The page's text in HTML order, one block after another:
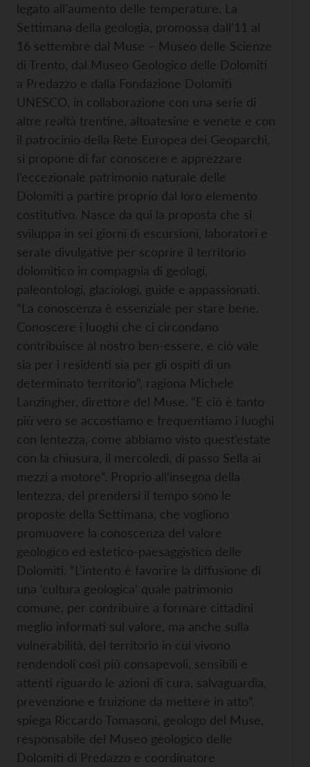
legato all’aumento delle temperature. La
Settimana della geologia, promossa dall’11 al
16 settembre dal Muse – Museo delle Scienze
di Trento, dal Museo Geologico delle Dolomiti
a Predazzo e dalla Fondazione Dolomiti
UNESCO, in collaborazione con una serie di
altre realtà trentine, altoatesine e venete e con
il patrocinio della Rete Europea dei Geoparchi,
si propone di far conoscere e apprezzare
l’eccezionale patrimonio naturale delle
Dolomiti a partire proprio dal loro elemento
costitutivo. Nasce da qui la proposta che si
sviluppa in sei giorni di escursioni, laboratori e
serate divulgative per scoprire il territorio
dolomitico in compagnia di geologi,
paleontologi, glaciologi, guide e appassionati.
“La conoscenza è essenziale per stare bene.
Conoscere i luoghi che ci circondano
contribuisce al nostro ben-essere, e ciò vale
sia per i residenti sia per gli ospiti di un
determinato territorio”, ragiona Michele
Lanzingher, direttore del Muse. “E ciò è tanto
più vero se accostiamo e frequentiamo i luoghi
con lentezza, come abbiamo visto quest’estate
con la chiusura, il mercoledì, di passo Sella ai
mezzi a motore”. Proprio all’insegna della
lentezza, del prendersi il tempo sono le
proposte della Settimana, che vogliono
promuovere la conoscenza del valore
geologico ed estetico-paesaggistico delle
Dolomiti. “L’intento è favorire la diffusione di
una ‘cultura geologica’ quale patrimonio
comune, per contribuire a formare cittadini
meglio informati sul valore, ma anche sulla
vulnerabilità, del territorio in cui vivono
rendendoli così più consapevoli, sensibili e
attenti riguardo le azioni di cura, salvaguardia,
prevenzione e fruizione da mettere in atto”,
spiega Riccardo Tomasoni, geologo del Muse,
responsabile del Museo geologico delle
Dolomiti di Predazzo e coordinatore